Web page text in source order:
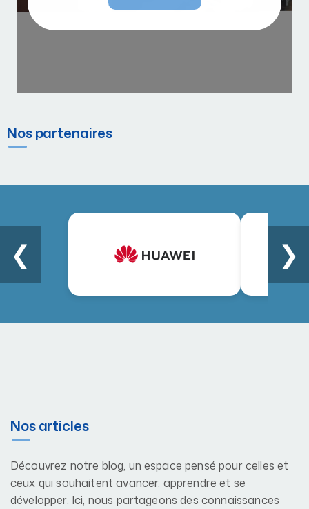
Nos partenaires
❮ ❯
Nos articles
Découvrez notre blog, un espace pensé pour celles et
ceux qui souhaitent avancer, apprendre et se
développer. Ici, nous partageons des connaissances